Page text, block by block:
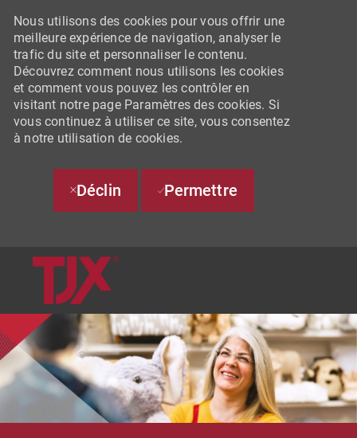
SKIP TO MAIN CONTENT
Nous utilisons des cookies pour vous offrir une
meilleure expérience de navigation, analyser le
trafic du site et personnaliser le contenu.
Découvrez comment nous utilisons les cookies
et comment vous pouvez les contrôler en
visitant notre page Paramètres des cookies. Si
vous continuez à utiliser ce site, vous consentez
à notre utilisation de cookies.
Déclin Permettre